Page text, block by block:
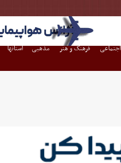
فرهنگ و هنر مذهبی استانها